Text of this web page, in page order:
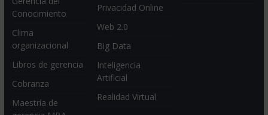
Conocimiento
Clima
organizacional
Libros de gerencia
Cobranza
Maestría de
Privacidad Online
Web 2.0
Big Data
Inteligencia
Artificial
Realidad Virtual